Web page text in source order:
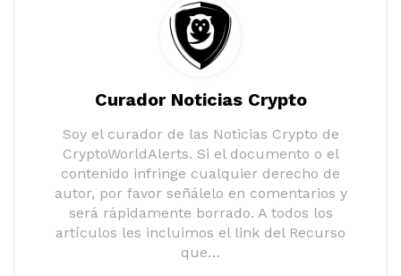
Curador Noticias Crypto
Soy el curador de las Noticias Crypto de
CryptoWorldAlerts. Si el documento o el
contenido infringe cualquier derecho de
autor, por favor señálelo en comentarios y
será rápidamente borrado. A todos los
artículos les incluimos el link del Recurso
que…